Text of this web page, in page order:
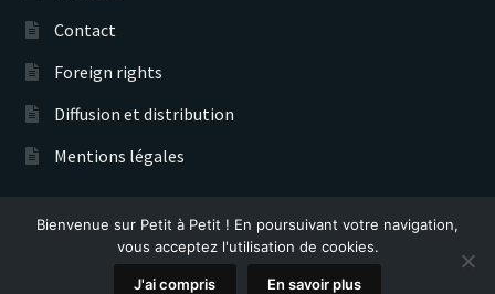
Contact
Foreign rights
Diffusion et distribution
Mentions légales
Éditions Petit à Petit © 2026
Bienvenue sur Petit à Petit ! En poursuivant votre navigation,
vous acceptez l'utilisation de cookies.
J'ai compris En savoir plus